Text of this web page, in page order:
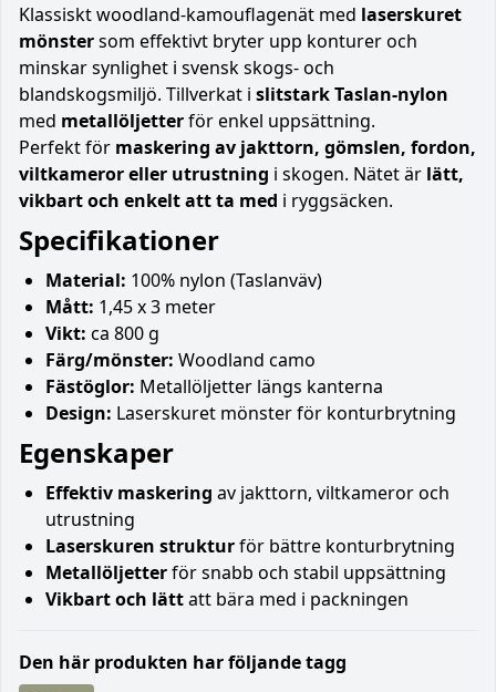
Klassiskt woodland-kamouflagenät med laserskuret
mönstersom effektivt bryter upp konturer och
minskar synlighet i svensk skogs- och
blandskogsmiljö. Tillverkat i slitstark Taslan-nylon
med metallöljetterför enkel uppsättning.
Perfekt för maskering av jakttorn, gömslen, fordon,
viltkameror eller utrustning i skogen. Nätet är lätt,
vikbart och enkelt att ta med i ryggsäcken.
Specifikationer
Material: 100% nylon (Taslanväv)
Mått: 1,45 x 3 meter
Vikt: ca 800 g
Färg/mönster: Woodland camo
Fästöglor: Metallöljetter längs kanterna
Design: Laserskuret mönster för konturbrytning
Egenskaper
Effektiv maskering av jakttorn, viltkameror och
utrustning
Laserskuren strukturför bättre konturbrytning
Metallöljetterför snabb och stabil uppsättning
Vikbart och lättatt bära med i packningen
Den här produkten har följande tagg